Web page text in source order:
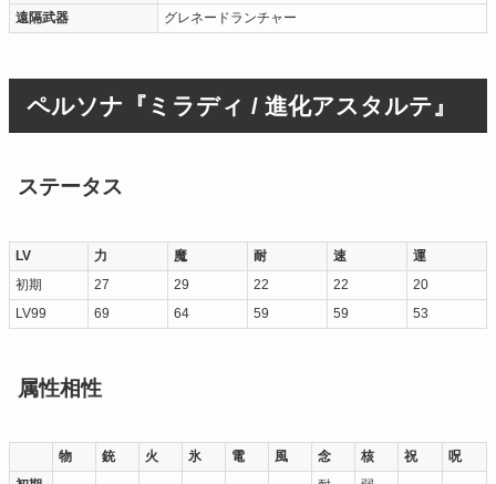
遠隔武器
グレネードランチャー
ペルソナ『ミラディ / 進化アスタルテ』
ステータス
LV 力 魔 耐 速
運
初期
27 29 22 22
20
LV99
69 64 59 59 53
属性相性
物 銃 火 氷 電 風 念 核 祝
呪